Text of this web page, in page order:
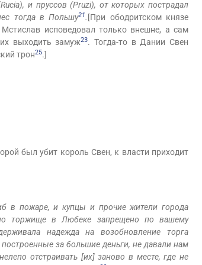
и пруссов (Pruzi), от которых пострадал
тогда в Польшу21. [При ободритском князе
исповедовал только внешне, а сам
выходить замуж23. Тогда-то в Дании Свен
трон25.]
был убит король Свен, к власти приходит
в пожаре, и купцы и прочие жители города
торжище в Любеке запрещено по вашему
надежда на возобновление торга
за большие деньги, не давали нам
отстраивать [их] заново в месте, где не